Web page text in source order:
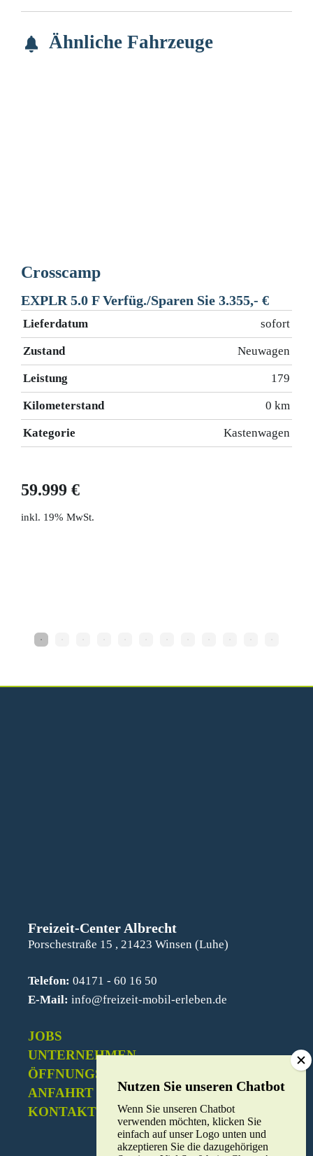
Ähnliche Fahrzeuge
Crosscamp
EXPLR 5.0 F Verfüg./Sparen Sie 3.355,- €
Lieferdatum sofort
Zustand Neuwagen
Leistung 179
Kilometerstand 0 km
Kategorie Kastenwagen
59.999 €
19% MwSt.
Freizeit-Center Albrecht
Porschestraße 15 , 21423 Winsen (Luhe)
Telefon: 04171 - 60 16 50
E-Mail: info@freizeit-mobil-erleben.de
JOBS
UNTERNEHMEN
ÖFFNUNGSZEITEN
ANFAHRT
KONTAKT
Wenn Sie unseren Chatbot
verwenden möchten, klicken Sie
einfach auf unser Logo unten und
akzeptieren Sie die dazugehörigen